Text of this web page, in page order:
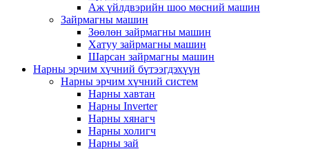
Аж үйлдвэрийн шоо мөсний машин
Зайрмагны машин
Зөөлөн зайрмагны машин
Хатуу зайрмагны машин
Шарсан зайрмагны машин
Нарны эрчим хүчний бүтээгдэхүүн
Нарны эрчим хүчний систем
Нарны хавтан
Нарны Inverter
Нарны хянагч
Нарны холигч
Нарны зай